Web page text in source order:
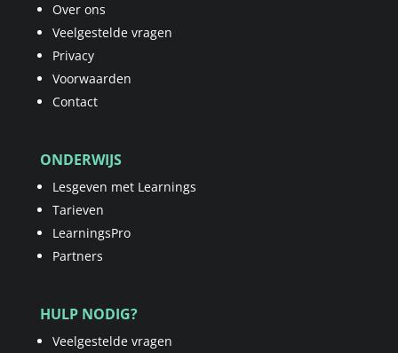
Over ons
Veelgestelde vragen
Privacy
Voorwaarden
Contact
ONDERWIJS
Lesgeven met Learnings
Tarieven
LearningsPro
Partners
HULP NODIG?
Veelgestelde vragen